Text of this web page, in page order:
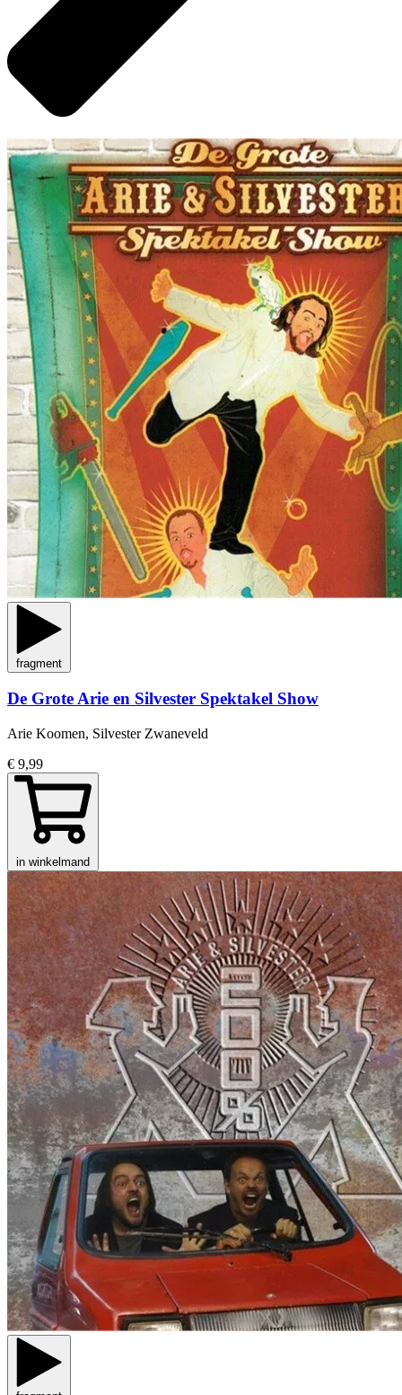
fragment
De Grote Arie en Silvester Spektakel Show
Arie Koomen, Silvester Zwaneveld
€ 9,99
in winkelmand